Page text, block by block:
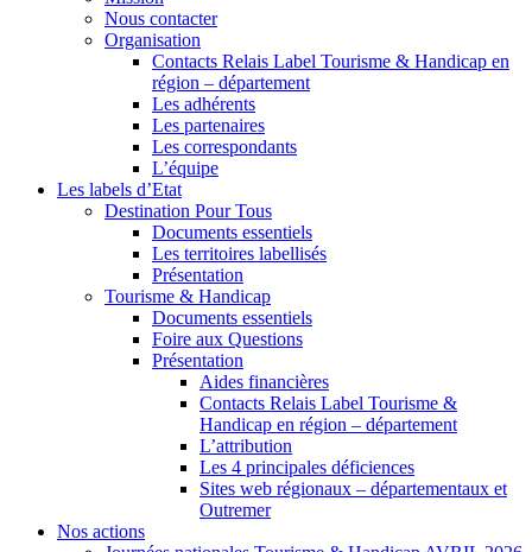
Nous contacter
Organisation
Contacts Relais Label Tourisme & Handicap en
région – département
Les adhérents
Les partenaires
Les correspondants
L’équipe
Les labels d’Etat
Destination Pour Tous
Documents essentiels
Les territoires labellisés
Présentation
Tourisme & Handicap
Documents essentiels
Foire aux Questions
Présentation
Aides financières
Contacts Relais Label Tourisme &
Handicap en région – département
L’attribution
Les 4 principales déficiences
Sites web régionaux – départementaux et
Outremer
Nos actions